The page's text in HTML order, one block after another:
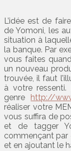
L’idée est de
de Yomoni, les
situation à
la banque. Par
vous faites
un nouveau
trouvée, il faut
à votre
genre http://
réaliser votre
vous suffira de
et de tagger
commençant par
et en ajoutant le